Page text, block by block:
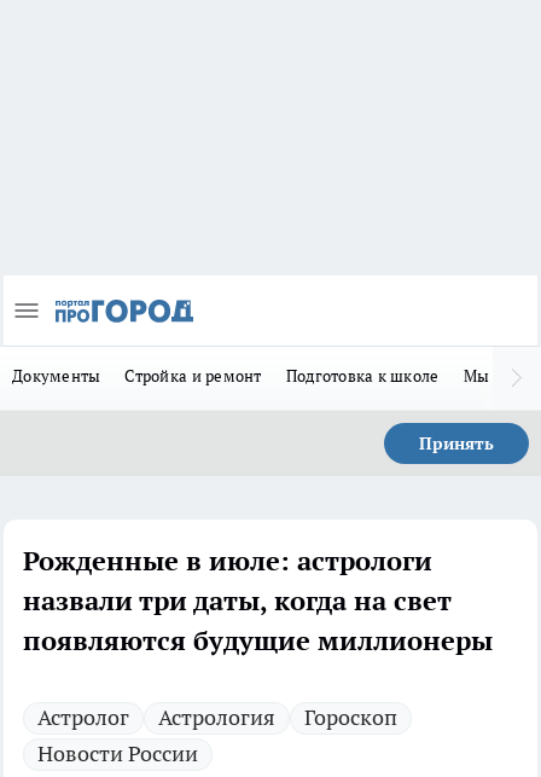
Документы Стройка и ремонт Подготовка к школе Мы в MAX
Принять
Рожденные в июле: астрологи
назвали три даты, когда на свет
появляются будущие миллионеры
Астролог Астрология
Гороскоп
Новости России